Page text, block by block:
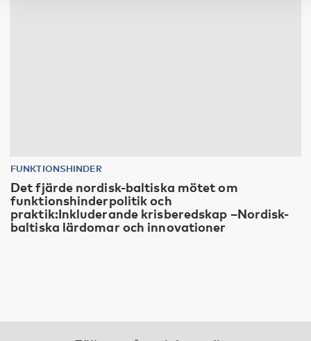
FUNKTIONSHINDER
Det fjärde nordisk-baltiska mötet om
funktionshinderpolitik och
praktik:Inkluderande krisberedskap –Nordisk-
baltiska lärdomar och innovationer